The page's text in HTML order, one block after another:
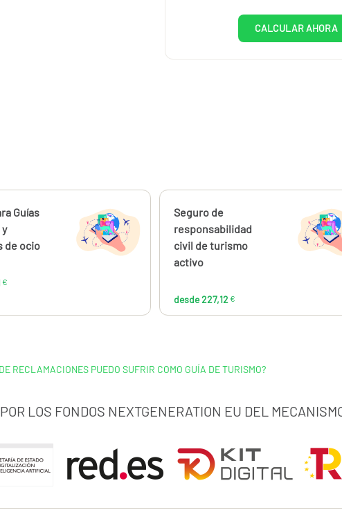
CALCULAR AHORA
Guías
de ocio
€
79,61 €
Calcúlalo ahora
Seguro de
responsabilidad
civil de turismo
activo
desde 227,12 €
RECLAMACIONES PUEDO SUFRIR COMO GUÍA DE TURISMO?
LOS FONDOS NEXTGENERATION EU DEL